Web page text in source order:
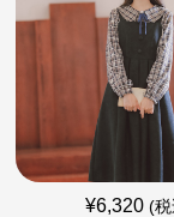
¥6,320 (